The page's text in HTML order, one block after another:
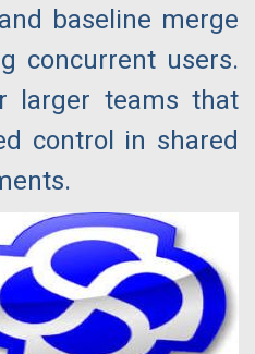
baseline merge
concurrent users.
larger teams that
control in shared